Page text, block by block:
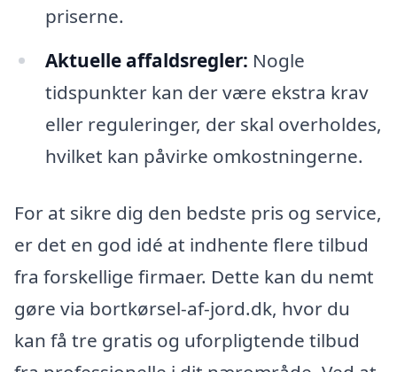
priserne.
Aktuelle affaldsregler: Nogle
tidspunkter kan der være ekstra krav
eller reguleringer, der skal overholdes,
hvilket kan påvirke omkostningerne.
For at sikre dig den bedste pris og service,
er det en god idé at indhente flere tilbud
fra forskellige firmaer. Dette kan du nemt
gøre via bortkørsel-af-jord.dk, hvor du
kan få tre gratis og uforpligtende tilbud